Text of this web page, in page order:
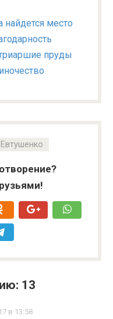
место
пруды
13
в 13:58